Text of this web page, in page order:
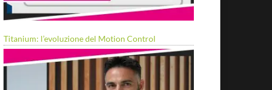
Titanium: l’evoluzione del Motion Control